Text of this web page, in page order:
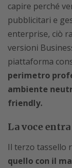
capire perché
pubblicitari e
enterprise, ciò
versioni
piattaforma
perimetro
ambiente
friendly.
La voce
Il terzo tassello
quello con il